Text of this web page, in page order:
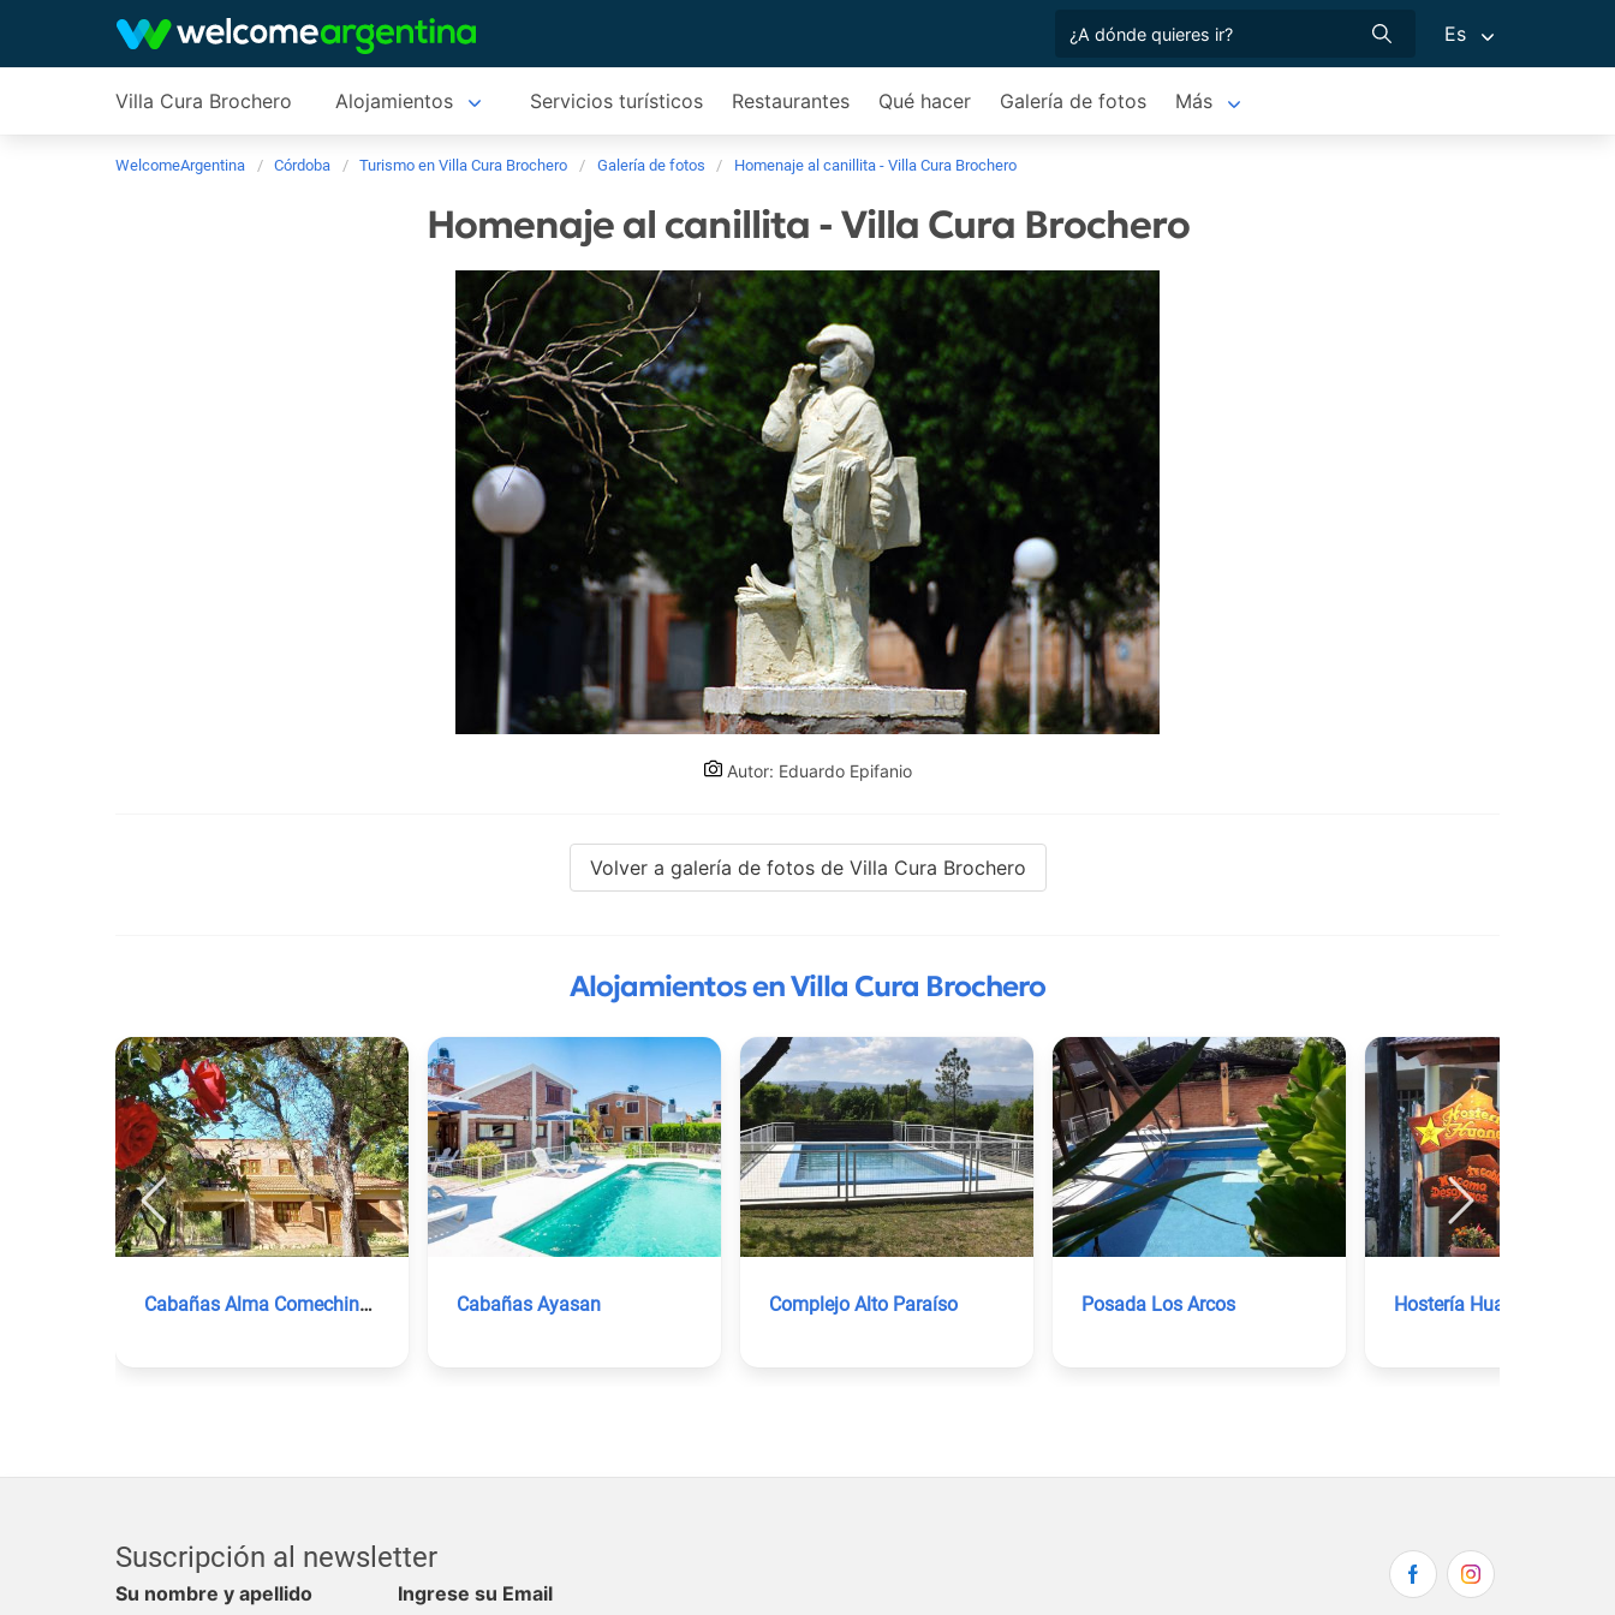
Es
Villa Cura Brochero Alojamientos Servicios turísticos Restaurantes Qué hacer Galería de fotos Más
WelcomeArgentina Córdoba Turismo en Villa Cura Brochero Galería de fotos Homenaje al canillita - Villa Cura Brochero
Homenaje al canillita - Villa Cura Brochero
Autor: Eduardo Epifanio
Volver a galería de fotos de Villa Cura Brochero
Alojamientos en Villa Cura Brochero
Cabañas Alma Comechingon Cabañas Ayasan Complejo Alto Paraíso Posada Los Arcos Hostería Huanel
Suscripción al newsletter
Su nombre y apellido Ingrese su Email